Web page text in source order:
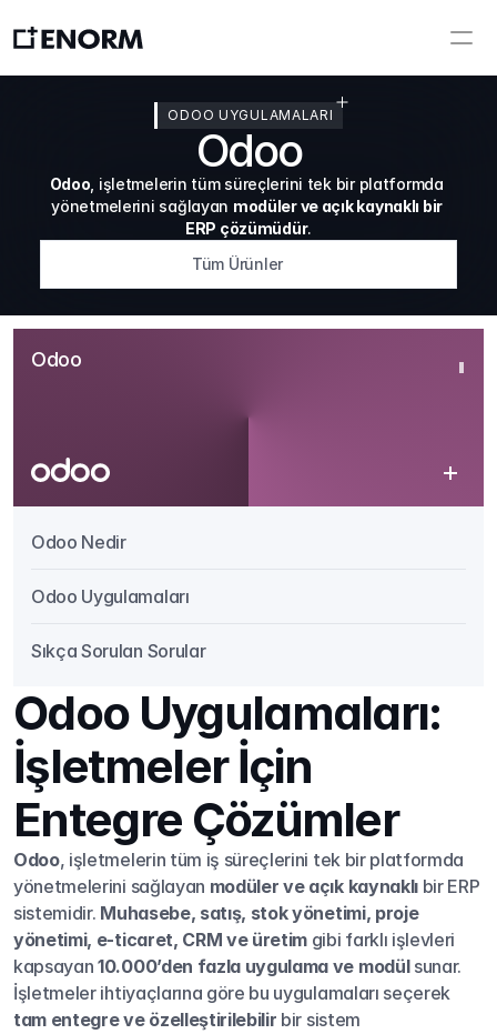
ODOO UYGULAMALARI
Odoo
Odoo , işletmelerin tüm süreçlerini tek bir platformda
yönetmelerini sağlayan modüler ve açık kaynaklı bir
ERP çözümüdür.
Tüm Ürünler
Odoo
Odoo Nedir
Odoo Uygulamaları
Sıkça Sorulan Sorular
Odoo Uygulamaları:
İşletmeler İçin
Entegre Çözümler
Odoo, işletmelerin tüm iş süreçlerini tek bir platformda
yönetmelerini sağlayan modüler ve açık kaynaklı bir ERP
sistemidir. Muhasebe, satış, stok yönetimi, proje
yönetimi, e-ticaret, CRM ve üretim gibi farklı işlevleri
kapsayan 10.000’den fazla uygulama ve modül sunar.
tam entegre ve özelleştirilebilir bir sistem